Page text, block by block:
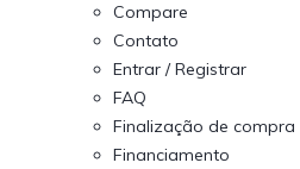
Compare
Contato
Entrar / Registrar
FAQ
Finalização de compra
Financiamento